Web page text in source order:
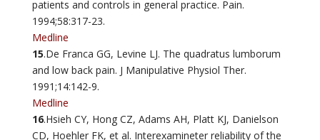
patients and controls in general practice. Pain.
1994;58:317-23.
Medline
15.De Franca GG, Levine LJ. The quadratus lumborum
and low back pain. J Manipulative Physiol Ther.
1991;14:142-9.
Medline
16.Hsieh CY, Hong CZ, Adams AH, Platt KJ, Danielson
CD, Hoehler FK, et al. Interexamineter reliability of the